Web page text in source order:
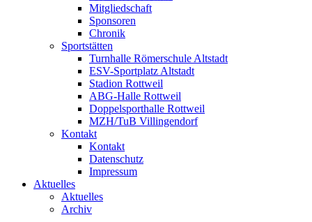
Mitgliedschaft
Sponsoren
Chronik
Sportstätten
Turnhalle Römerschule Altstadt
ESV-Sportplatz Altstadt
Stadion Rottweil
ABG-Halle Rottweil
Doppelsporthalle Rottweil
MZH/TuB Villingendorf
Kontakt
Kontakt
Datenschutz
Impressum
Aktuelles
Aktuelles
Archiv